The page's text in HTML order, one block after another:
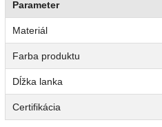
Parameter
Materiál
Farba produktu
Dĺžka lanka
Certifikácia